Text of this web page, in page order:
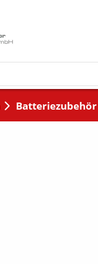
Batteriezubehör